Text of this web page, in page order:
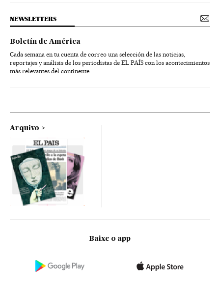
NEWSLETTERS
Boletín de América
Cada semana en tu cuenta de correo una selección de las noticias,
reportajes y análisis de los periodistas de EL PAÍS con los acontecimientos
más relevantes del continente.
Arquivo
Baixe o app